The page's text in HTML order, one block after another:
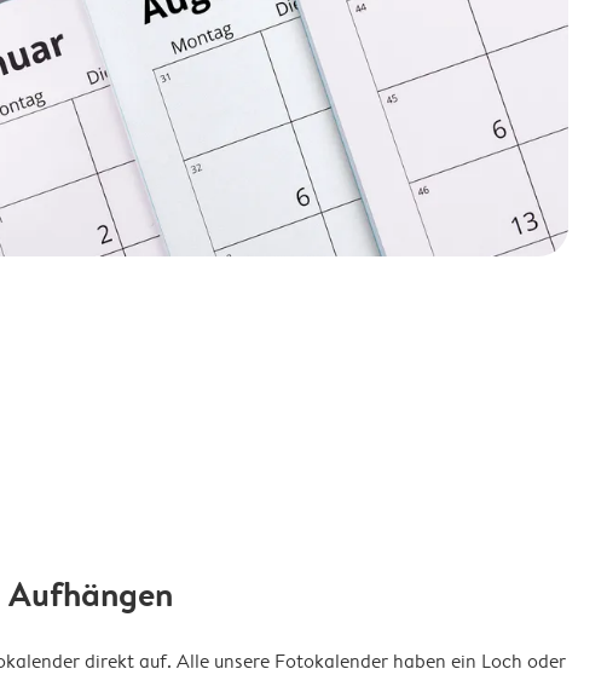
Aufhängen
direkt auf. Alle unsere Fotokalender haben ein Loch oder